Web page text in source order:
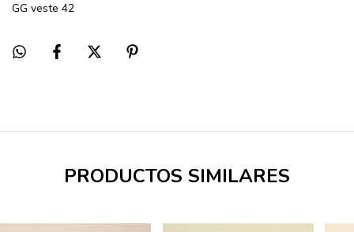
GG veste 42
PRODUCTOS SIMILARES